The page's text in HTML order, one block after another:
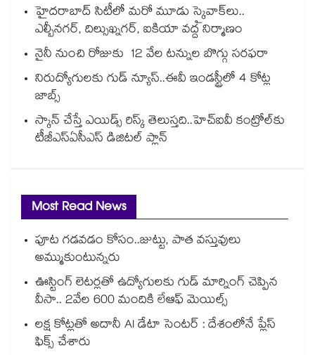
హైదరాబాద్ సిటీలో మరో మూడు స్కైవాక్⁭లు..
ఎల్బీనగర్, దిల్సుఖ్నగర్, ఐకియా వద్ద నిర్మాణం
నైనీ నుంచి రోజుకు 12 వేల టన్నుల బొగ్గు సరఫరా
నిరుద్యోగులకు గుడ్ న్యూస్..ఈవీ ఇండస్ట్రీలో 4 కోట్ల
జాబ్స్
స్కాన్ చేస్తే ఎయిడ్స్ రిస్క్ తెలుస్తది..హెచ్‌‌‌‌‌‌‌‌ఐవీ కంట్రోల్‌‌‌‌‌‌‌‌కు
టీజీఎస్‌‌‌‌‌‌‌‌ఏసీఎస్ డిజిటల్ ప్లాన్
Most Read News
పూట గడవడం కోసం..జుట్టు, పాత వస్తువులు
అమ్ముకుంటున్నరు
ఊస్టింగ్ లెటర్లతో ఉద్యోగులకు గుడ్ మార్నింగ్ చెప్పిన
వీసా.. 2వేల 600 మందికి లేఆఫ్ మెయిల్స్
లక్ష కోట్లతో అదానీ AI డేటా సెంటర్ : దేశంలోనే ప్లేస్
ఫిక్స్ చేశారు